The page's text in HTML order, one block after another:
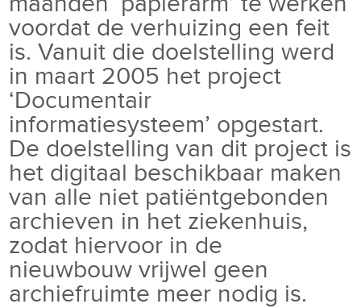
voordat de verhuizing een feit
is. Vanuit die doelstelling werd
in maart 2005 het project
‘Documentair
informatiesysteem’ opgestart.
De doelstelling van dit project is
het digitaal beschikbaar maken
van alle niet patiëntgebonden
archieven in het ziekenhuis,
zodat hiervoor in de
nieuwbouw vrijwel geen
archiefruimte meer nodig is.